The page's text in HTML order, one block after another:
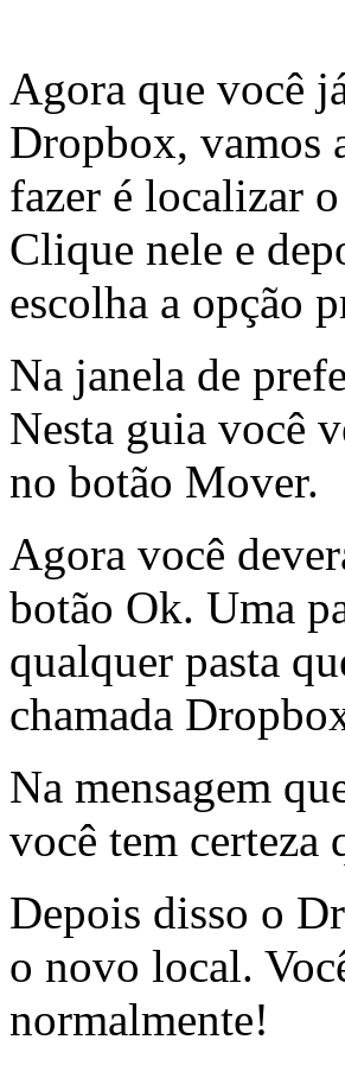
Agora que você
Dropbox, vamos
fazer é localizar
Clique nele e
escolha a opção
Na janela de
Nesta guia você
no botão Mover.
Agora você
botão Ok. Uma
qualquer pasta
chamada
Na mensagem
você tem certeza
Depois disso o
o novo local.
normalmente!